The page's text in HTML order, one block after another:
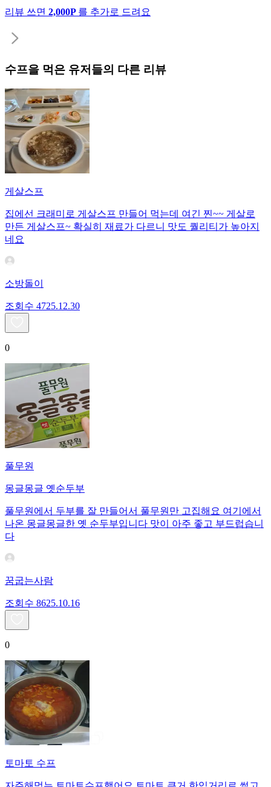
리뷰 쓰면 2,000P 를 추가로 드려요
수프을 먹은 유저들의 다른 리뷰
게살스프
집에선 크래미로 게살스프 만들어 먹는데 여긴 찐~~ 게살로
만든 게살스프~ 확실히 재료가 다르니 맛도 퀄리티가 높아지
네요
소방돌이
조회수 4725.12.30
0
풀무원
몽글몽글 옛순두부
풀무원에서 두부를 잘 만들어서 풀무원만 고집해요 여기에서
나온 몽글몽글한 옛 순두부입니다 맛이 아주 좋고 부드럽습니
다
꿈굽는사람
조회수 8625.10.16
0
토마토 수프